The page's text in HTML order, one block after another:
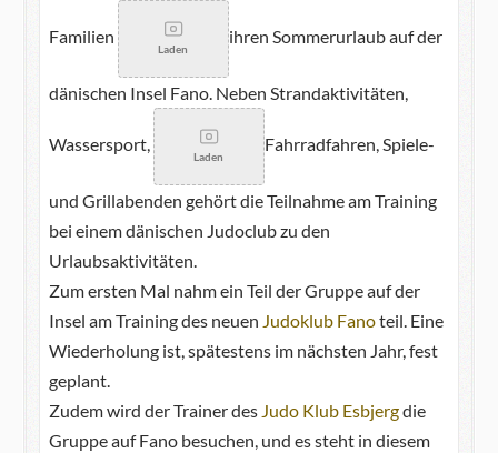
Familien
Laden
ihren Sommerurlaub auf der
dänischen Insel Fano. Neben Strandaktivitäten,
Wassersport,
Laden
Fahrradfahren, Spiele-
und Grillabenden gehört die Teilnahme am Training
bei einem dänischen Judoclub zu den
Urlaubsaktivitäten.
Zum ersten Mal nahm ein Teil der Gruppe auf der
Insel am Training des neuen Judoklub Fanoteil. Eine
Wiederholung ist, spätestens im nächsten Jahr, fest
geplant.
Zudem wird der Trainer des Judo Klub Esbjergdie
Gruppe auf Fano besuchen, und es steht in diesem